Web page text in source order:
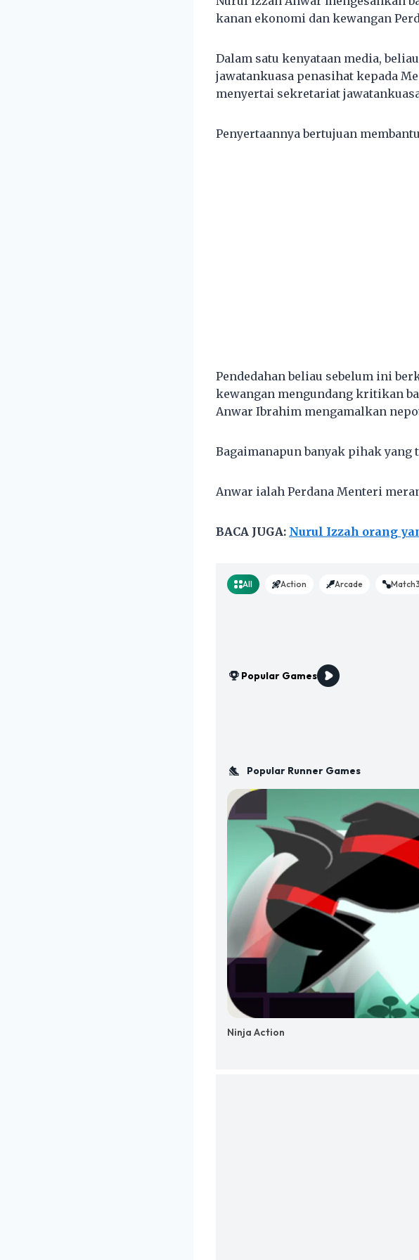
kanan ekonomi dan kewangan
Dalam satu kenyataan media,
jawatankuasa penasihat kepada
menyertai sekretariat
Penyertaannya bertujuan
Pendedahan beliau sebelum ini
kewangan mengundang kritikan
Anwar Ibrahim mengamalkan
Bagaimanapun banyak pihak
Anwar ialah Perdana Menteri
BACA JUGA: Nurul Izzah orang